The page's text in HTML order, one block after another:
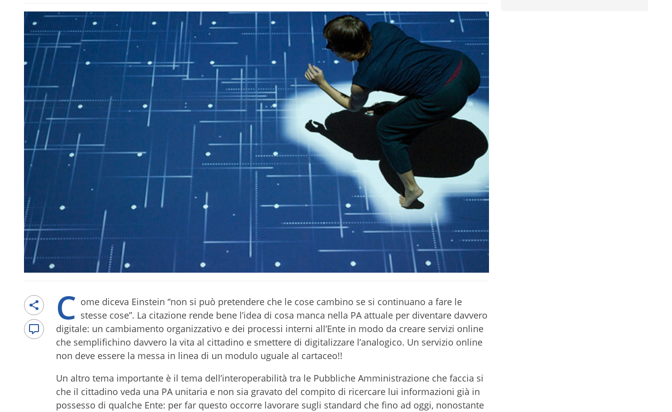
C ome diceva Einstein “non si può pretendere che le cose cambino se si continuano a fare le
stesse cose”. La citazione rende bene l’idea di cosa manca nella PA attuale per diventare davvero
digitale: un cambiamento organizzativo e dei processi interni all’Ente in modo da creare servizi online
che semplifichino davvero la vita al cittadino e smettere di digitalizzare l’analogico. Un servizio online
non deve essere la messa in linea di un modulo uguale al cartaceo!!
Un altro tema importante è il tema dell’interoperabilità tra le Pubbliche Amministrazione che faccia si
che il cittadino veda una PA unitaria e non sia gravato del compito di ricercare lui informazioni già in
possesso di qualche Ente: per far questo occorre lavorare sugli standard che fino ad oggi, nonostante